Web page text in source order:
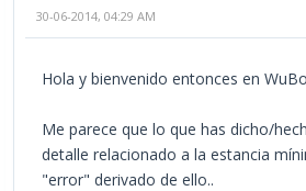
30-06-2014, 04:29 AM
Hola y bienvenido entonces en
Me parece que lo que has dicho/
detalle relacionado a la estancia
"error" derivado de ello..